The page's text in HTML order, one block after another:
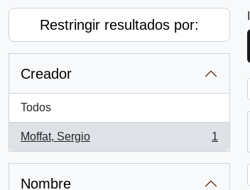
Restringir resultados por:
Creador
Todos
Moffat, Sergio
, 1 resultados
1
Nombre